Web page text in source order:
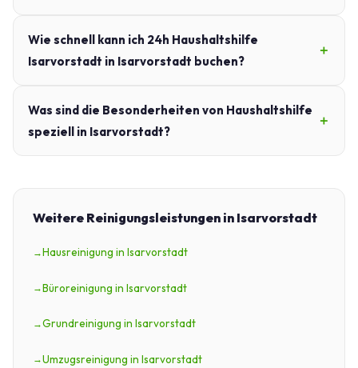
Wie schnell kann ich 24h Haushaltshilfe
Isarvorstadt in Isarvorstadt buchen?
Was sind die Besonderheiten von Haushaltshilfe
speziell in Isarvorstadt?
Weitere Reinigungsleistungen in Isarvorstadt
Hausreinigung in Isarvorstadt
Büroreinigung in Isarvorstadt
Grundreinigung in Isarvorstadt
Umzugsreinigung in Isarvorstadt